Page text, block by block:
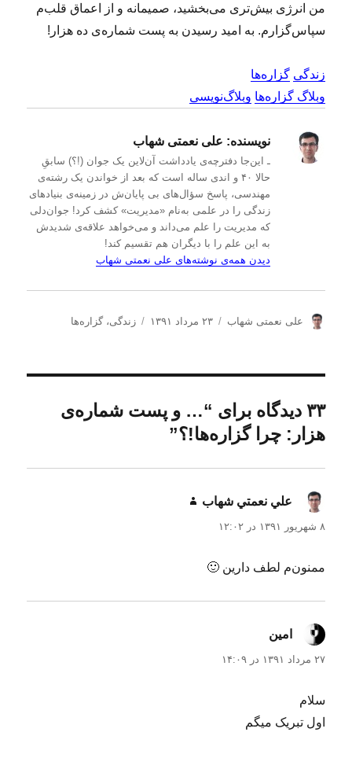
من انرژی بیش‌تری می‌بخشید، صمیمانه و از اعماق قلب‌م
سپاس‌گزارم. به امید رسیدن به پست شماره‌ی ده‌ هزار!
زندگی گزاره‌ها
وبلاگ گزاره‌ها وبلاگ‌نویسی
نویسنده: علی نعمتی شهاب
ـ این‌جا دفترچه‌ی یادداشت‌ آن‌لاین یک جوان (!؟) سابقِ
حالا ۴۰ و اندی ساله است که بعد از خواندن یک رشته‌ی
مهندسی، پاسخ سؤال‌های بی پایان‌ش در زمینه‌ی بنیادهای
زندگی را در علمی به‌نام «مدیریت» کشف کرد! جوان‌دلی
که مدیریت را علم می‌داند و می‌خواهد علاقه‌ی شدیدش
به این علم را با دیگران هم تقسیم کند!
دیدن همه‌ی نوشته‌های علی نعمتی شهاب
ن
ه
علی نعمتی شهاب
ا
ش
ه
ر
۲۳ مرداد ۱۳۹۱
دزندگی،گزاره‌ها
۳۳ دیدگاه برای “… و پست شماره‌ی
هزار: چرا گزاره‌ها!؟”
علي نعمتي شهاب
۸ شهریور ۱۳۹۱ در ۱۲:۰۲
ممنون‌م لطف دارین 🙂
امین
۲۷ مرداد ۱۳۹۱ در ۱۴:۰۹
سلام
اول تبریک میگم